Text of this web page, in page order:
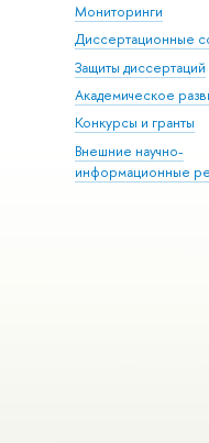
Мониторинги
Диссертационные
Защиты диссертаций
Академическое
Конкурсы и гранты
Внешние научно-
информационные